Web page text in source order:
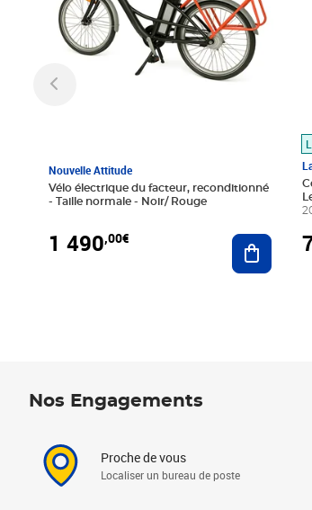
Nouvelle Attitude
Vélo électrique du facteur, reconditionné
- Taille normale - Noir/ Rouge
1 490,00€ Ajouter
Nos Engagements
Proche de vous
Localiser un bureau de poste